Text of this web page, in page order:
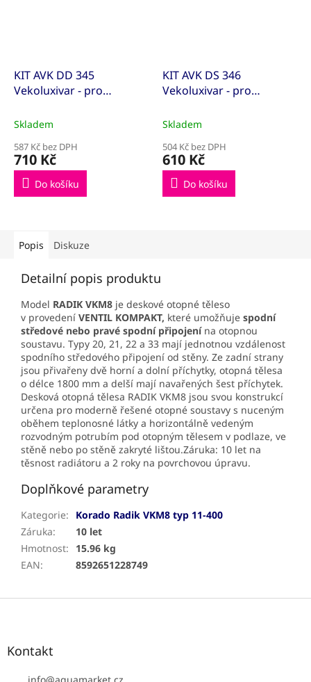
KIT AVK DD 345
Vekoluxivar - pro
1/2"xEK; 15x1; přímé
Skladem
587 Kč bez DPH
710 Kč
Do košíku
KIT AVK DS 346
Vekoluxivar - pro
1/2"xEK; 15x1; rohové
Skladem
504 Kč bez DPH
610 Kč
Do košíku
Popis Diskuze
Detailní popis produktu
Model RADIK VKM8 je deskové otopné těleso
v provedení VENTIL KOMPAKT, které umožňuje spodní
středové nebo pravé spodní připojenína otopnou
soustavu. Typy 20, 21, 22 a 33 mají jednotnou vzdálenost
spodního středového připojení od stěny. Ze zadní strany
jsou přivařeny dvě horní a dolní příchytky, otopná tělesa
o délce 1800 mm a delší mají navařených šest příchytek.
Desková otopná tělesa RADIK VKM8 jsou svou konstrukcí
určena pro moderně řešené otopné soustavy s nuceným
oběhem teplonosné látky a horizontálně vedeným
rozvodným potrubím pod otopným tělesem v podlaze, ve
stěně nebo po stěně zakryté lištou.Záruka: 10 let na
těsnost radiátoru a 2 roky na povrchovou úpravu.
Doplňkové parametry
Kategorie:
Korado Radik VKM8 typ 11-400
Záruka:
10 let
Hmotnost:
15.96 kg
EAN: 8592651228749
Z
Kontakt
info@aquamarket.cz